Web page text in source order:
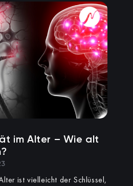
im Alter – Wie alt
ist vielleicht der Schlüssel,